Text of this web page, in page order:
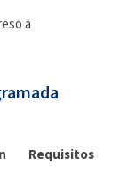
a
Requisitos